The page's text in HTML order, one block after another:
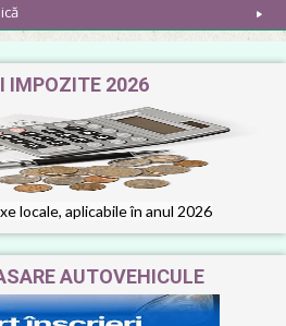
IMPOZITE 2026
locale, aplicabile în anul 2026
AUTOVEHICULE